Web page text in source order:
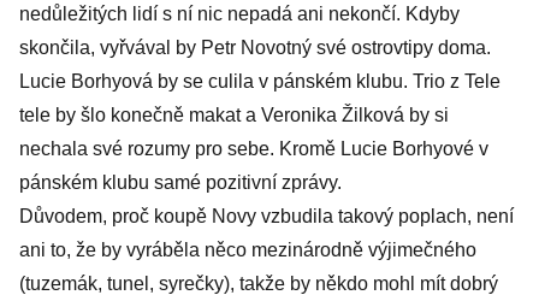
nedůležitých lidí s ní nic nepadá ani nekončí. Kdyby
skončila, vyřvával by Petr Novotný své ostrovtipy doma.
Lucie Borhyová by se culila v pánském klubu. Trio z Tele
tele by šlo konečně makat a Veronika Žilková by si
nechala své rozumy pro sebe. Kromě Lucie Borhyové v
pánském klubu samé pozitivní zprávy.
Důvodem, proč koupě Novy vzbudila takový poplach, není
ani to, že by vyráběla něco mezinárodně výjimečného
(tuzemák, tunel, syrečky), takže by někdo mohl mít dobrý